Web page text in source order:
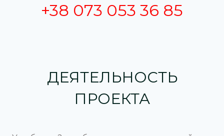
+38 073 053 36 85
ДЕЯТЕЛЬНОСТЬ
ПРОЕКТА